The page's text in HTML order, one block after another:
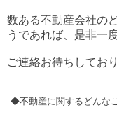
数ある不動産会社の
うであれば、是非一
ご連絡お待ちしてお
◆不動産に関するどんな